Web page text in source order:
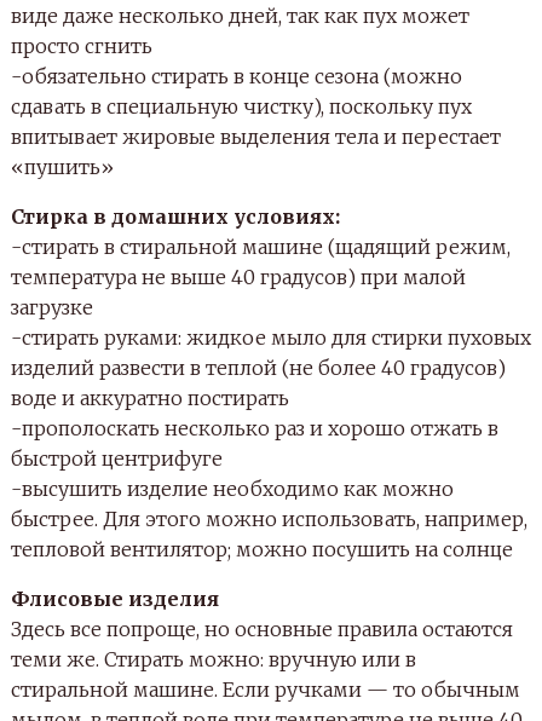
виде даже несколько дней, так как пух может
просто сгнить
-обязательно стирать в конце сезона (можно
сдавать в специальную чистку), поскольку пух
впитывает жировые выделения тела и перестает
«пушить»
Стирка в домашних условиях:
-стирать в стиральной машине (щадящий режим,
температура не выше 40 градусов) при малой
загрузке
-стирать руками: жидкое мыло для стирки пуховых
изделий развести в теплой (не более 40 градусов)
воде и аккуратно постирать
-прополоскать несколько раз и хорошо отжать в
быстрой центрифуге
-высушить изделие необходимо как можно
быстрее. Для этого можно использовать, например,
тепловой вентилятор; можно посушить на солнце
Флисовые изделия
Здесь все попроще, но основные правила остаются
теми же. Стирать можно: вручную или в
стиральной машине. Если ручками — то обычным